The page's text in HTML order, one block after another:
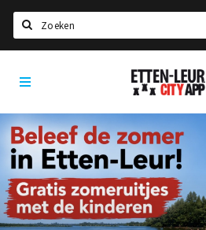
Home
Agenda
Deals
Party pics
Nieuws, interviews & blogs
Etten-
Leur